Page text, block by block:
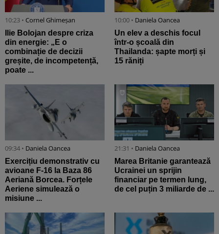
10:23 • Cornel Ghimeșan
Ilie Bolojan despre criza
din energie: „E o
combinație de decizii
greșite, de incompetență,
poate ...
10:00 • Daniela Oancea
Un elev a deschis focul
într-o școală din
Thailanda: șapte morți și
15 răniți
09:34 • Daniela Oancea
Exercițiu demonstrativ cu
avioane F-16 la Baza 86
Aeriană Borcea. Forțele
Aeriene simulează o
misiune ...
21:31 • Daniela Oancea
Marea Britanie garantează
Ucrainei un sprijin
financiar pe termen lung,
de cel puțin 3 miliarde de ...